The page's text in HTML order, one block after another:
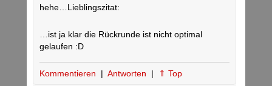
hehe…Lieblingszitat:
…ist ja klar die Rückrunde ist nicht optimal
gelaufen :D
Kommentieren | Antworten | ⇑ Top